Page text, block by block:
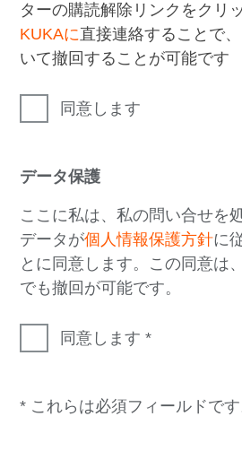
ターの購読解除リンクをクリ
KUKAに直接連絡することで
いて撤回することが可能です
同意します
データ保護
ここに私は、私の問い合せを
データが個人情報保護方針に
とに同意します。この同意は
でも撤回が可能です。
同意します
* これらは必須フィールドです